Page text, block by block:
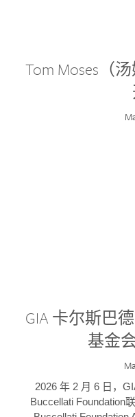
Tom Moses（
GIA 卡尔斯巴
基金
2026 年 2 月 6 日，
Buccellati Foundation